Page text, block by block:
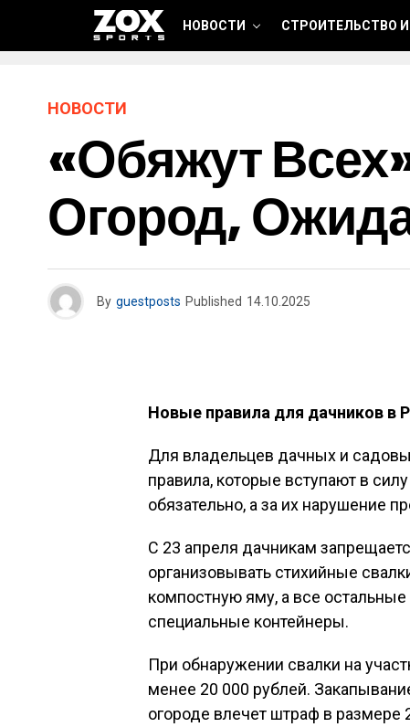
НОВОСТИ СТРОИТЕЛЬСТВО
НОВОСТИ
«Обяжут
Огород,
By guestposts Published 14.10.2025
Новые правила для дачников в
Для владельцев дачных и
правила, которые вступают в
обязательно, а за их нарушение
С 23 апреля дачникам
организовывать стихийные
компостную яму, а все
специальные контейнеры.
При обнаружении свалки на
менее 20 000 рублей.
огороде влечет штраф в размере